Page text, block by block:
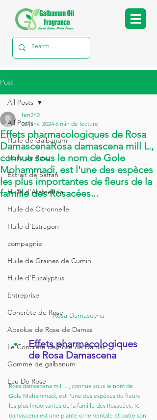
Post
All Posts
Huile de Galbanum
Huile de Rose
Extrait de Safran
Huile d'Asafoetida
Huile de Citronnelle
Huile d'Estragon
compagnie
Huile de Graines de Cumin
Huile d’Eucalyptus
Entreprise
Concrète de Rose
Absolue de Rose de Damas
Le Concrète de Rose de Damas
Gomme de galbanum
Eau De Rose
All Posts
Effets pharmacologiques de Rosa
DamascenaRosa damascena mill L.,
connue sous le nom de Gole
Mohammadi, est l'une des espèces
les plus importantes de fleurs de la
famille des Rosacées...
feri2h2
23 janv. 2024 6 min de lecture
Rosa Damascena
Effets pharmacologiques
de Rosa Damascena
Rosa damascena mill L., connue sous le nom de
Gole Mohammadi, est l'une des espèces de fleurs
les plus importantes de la famille des Rosacées. R.
damascena est une plante ornementale et outre son